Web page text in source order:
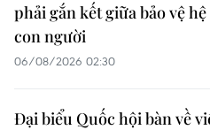
phải gắn kết giữa bảo vệ
con người
06/08/2026 02:30
Đại biểu Quốc hội bàn về